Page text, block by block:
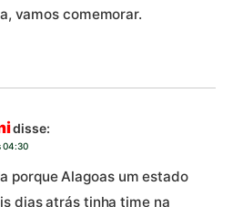
vamos comemorar.
disse:
04:30
porque Alagoas um estado
dias atrás tinha time na